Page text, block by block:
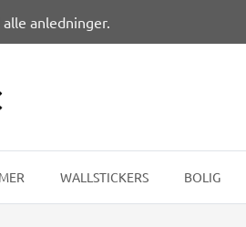
anledninger.
WALLSTICKERS BOLIG